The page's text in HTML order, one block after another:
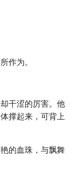
作为。
干涩的厉害。他
撑起来，可背上
的血珠，与飘舞